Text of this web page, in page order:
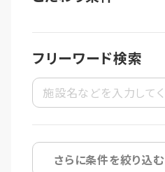
フリーワード検索
さらに条件を絞り込む